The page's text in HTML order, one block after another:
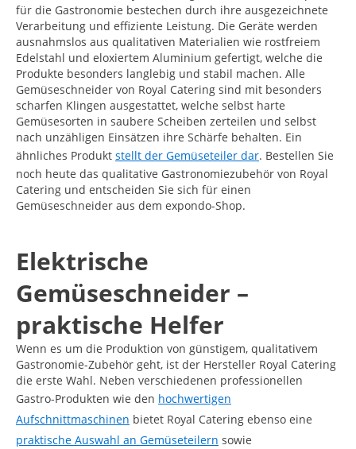
für die Gastronomie bestechen durch ihre ausgezeichnete
Verarbeitung und effiziente Leistung. Die Geräte werden
ausnahmslos aus qualitativen Materialien wie rostfreiem
Edelstahl und eloxiertem Aluminium gefertigt, welche die
Produkte besonders langlebig und stabil machen. Alle
Gemüseschneider von Royal Catering sind mit besonders
scharfen Klingen ausgestattet, welche selbst harte
Gemüsesorten in saubere Scheiben zerteilen und selbst
nach unzähligen Einsätzen ihre Schärfe behalten. Ein
ähnliches Produkt stellt der Gemüseteiler dar. Bestellen Sie
noch heute das qualitative Gastronomiezubehör von Royal
Catering und entscheiden Sie sich für einen
Gemüseschneider aus dem expondo-Shop.
Elektrische
Gemüseschneider –
praktische Helfer
Wenn es um die Produktion von günstigem, qualitativem
Gastronomie-Zubehör geht, ist der Hersteller Royal Catering
die erste Wahl. Neben verschiedenen professionellen
Gastro-Produkten wie den hochwertigen
Aufschnittmaschinen bietet Royal Catering ebenso eine
praktische Auswahl an Gemüseteilern sowie